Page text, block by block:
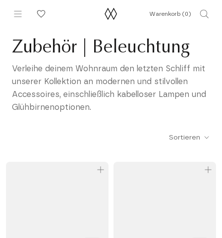
Warenkorb (0)
Zubehör | Beleuchtung
Verleihe deinem Wohnraum den letzten Schliff mit
unserer Kollektion an modernen und stilvollen
Accessoires, einschließlich kabelloser Lampen und
Glühbirnenoptionen.
Sortieren